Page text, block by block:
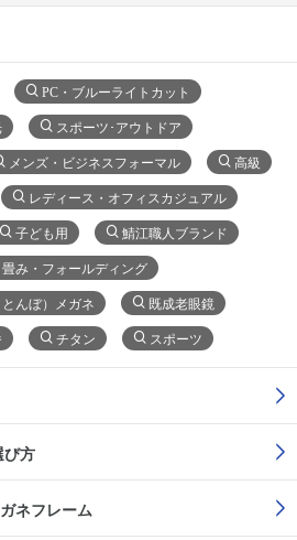
PC・ブルーライトカット
スポーツ･アウトドア
メンズ・ビジネスフォーマル 高級
レディース・オフィスカジュアル
子ども用 鯖江職人ブランド
畳み・フォールディング
とんぼ）メガネ 既成老眼鏡
チタン スポーツ
び方
ネフレーム